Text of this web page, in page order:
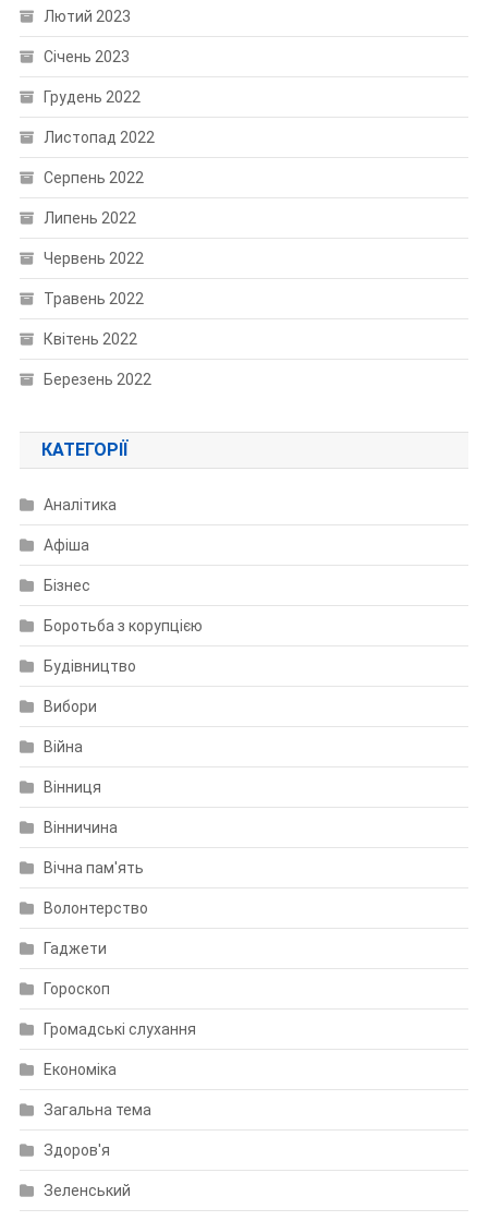
Лютий 2023
Січень 2023
Грудень 2022
Листопад 2022
Серпень 2022
Липень 2022
Червень 2022
Травень 2022
Квітень 2022
Березень 2022
КАТЕГОРІЇ
Аналітика
Афіша
Бізнес
Боротьба з корупцією
Будівництво
Вибори
Війна
Вінниця
Вінничина
Вічна пам'ять
Волонтерство
Гаджети
Гороскоп
Громадські слухання
Економіка
Загальна тема
Здоров'я
Зеленський